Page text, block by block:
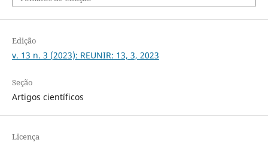
Edição
v. 13 n. 3 (2023): REUNIR: 13, 3, 2023
Seção
Artigos científicos
Licença